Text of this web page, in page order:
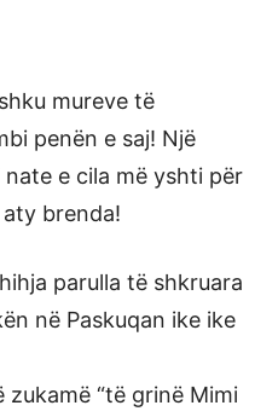
mureve të
penën e saj! Një
e cila më yshti për
brenda!
parulla të shkruara
në Paskuqan ike ike
“të grinë Mimi